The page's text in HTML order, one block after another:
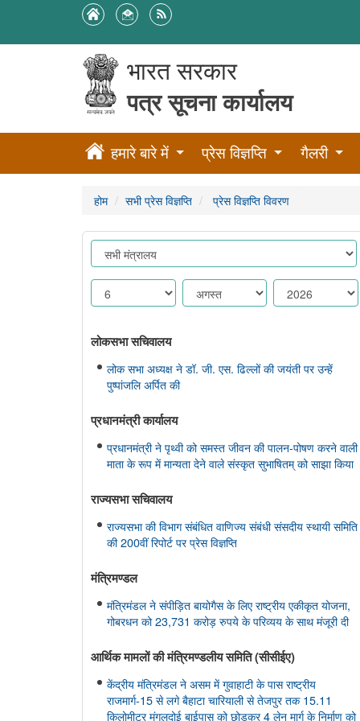
भारत सरकार
पत्र सूचना कार्यालय
हमारे बारे में प्रेस विज्ञप्ति गैलरी
होम सभी प्रेस विज्ञप्ति प्रेस विज्ञप्ति विवरण
लोकसभा सचिवालय
लोक सभा अध्यक्ष ने डॉ. जी. एस. ढिल्लों की जयंती पर उन्हें
पुष्पांजलि अर्पित की
प्रधानमंत्री कार्यालय
प्रधानमंत्री ने पृथ्वी को समस्त जीवन की पालन-पोषण करने वाली
माता के रूप में मान्यता देने वाले संस्कृत सुभाषितम् को साझा किया
राज्यसभा सचिवालय
राज्यसभा की विभाग संबंधित वाणिज्य संबंधी संसदीय स्थायी समिति
की 200वीं रिपोर्ट पर प्रेस विज्ञप्ति
मंत्रिमण्‍डल
मंत्रिमंडल ने संपीड़ित बायोगैस के लिए राष्ट्रीय एकीकृत योजना,
गोबरधन को 23,731 करोड़ रुपये के परिव्यय के साथ मंजूरी दी
आर्थिक मामलों की मंत्रिमण्‍डलीय समिति (सीसीईए)
केंद्रीय मंत्रिमंडल ने असम में गुवाहाटी के पास राष्ट्रीय
राजमार्ग-15 से लगे बैहाटा चारियाली से तेजपुर तक 15.11
किलोमीटर मंगलदोई बाईपास को छोड़कर 4 लेन मार्ग के निर्माण को